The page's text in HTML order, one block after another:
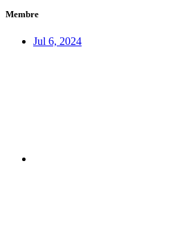
Membre
Jul 6, 2024